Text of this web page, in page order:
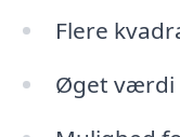
Flere
Øget værdi